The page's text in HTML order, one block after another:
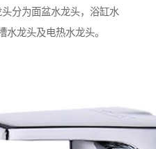
分为面盆水龙头，浴缸水
龙头及电热水龙头。